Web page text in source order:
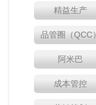
精益生产
品管圈（QCC）
阿米巴
成本管控